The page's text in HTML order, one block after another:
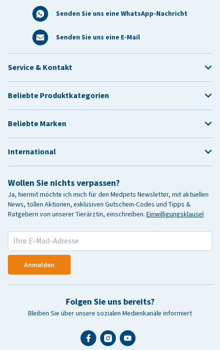
Senden Sie uns eine WhatsApp-Nachricht
Senden Sie uns eine E-Mail
Wollen Sie nichts verpassen?
Ja, hiermit möchte ich mich für den Medpets Newsletter, mit aktuellen
News, tollen Aktionen, exklusiven Gutschein-Codes und Tipps &
Ratgebern von unserer Tierärztin, einschreiben. Einwilligungsklausel
Anmelden
Folgen Sie uns bereits?
Bleiben Sie über unsere sozialen Medienkanäle informiert
Service & Kontakt
Beliebte Produktkategorien
Beliebte Marken
International